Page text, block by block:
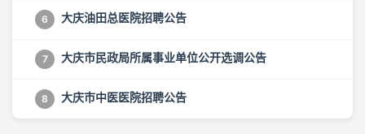
6 大庆油田总医院招聘公告
7 大庆市民政局所属事业单位公开选调公告
8 大庆市中医医院招聘公告